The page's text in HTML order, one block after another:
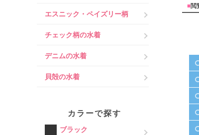
エスニック・ペイズリー柄
チェック柄の水着
デニムの水着
貝殻の水着
カラーで探す
ブラック
■閲